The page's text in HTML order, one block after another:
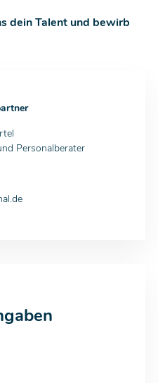
Personalberater
dein Talent und bewirb